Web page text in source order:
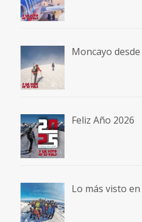
Moncayo
Feliz Año 2026
Lo más visto en